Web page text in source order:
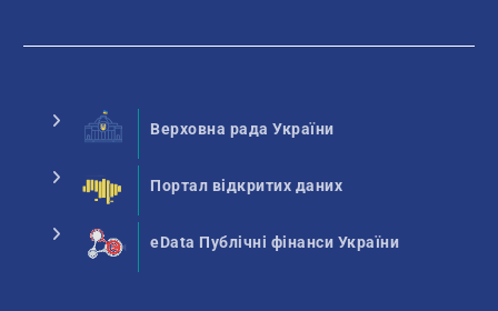
Верховна рада України
Портал відкритих даних
eData Публічні фінанси України